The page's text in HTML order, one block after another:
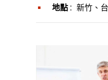
地點 : 新竹、